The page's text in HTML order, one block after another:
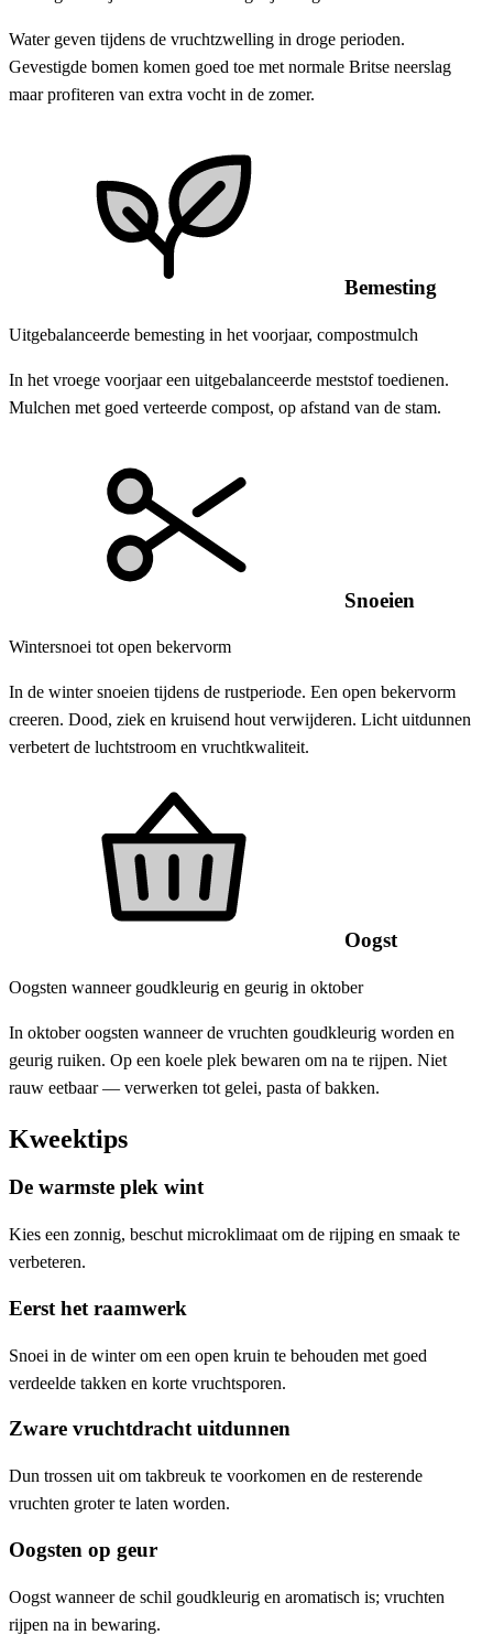
Water geven tijdens de vruchtzwelling in droge perioden.
Gevestigde bomen komen goed toe met normale Britse neerslag
maar profiteren van extra vocht in de zomer.
Bemesting
Uitgebalanceerde bemesting in het voorjaar, compostmulch
In het vroege voorjaar een uitgebalanceerde meststof toedienen.
Mulchen met goed verteerde compost, op afstand van de stam.
Snoeien
Wintersnoei tot open bekervorm
In de winter snoeien tijdens de rustperiode. Een open bekervorm
creeren. Dood, ziek en kruisend hout verwijderen. Licht uitdunnen
verbetert de luchtstroom en vruchtkwaliteit.
Oogst
Oogsten wanneer goudkleurig en geurig in oktober
In oktober oogsten wanneer de vruchten goudkleurig worden en
geurig ruiken. Op een koele plek bewaren om na te rijpen. Niet
rauw eetbaar — verwerken tot gelei, pasta of bakken.
Kweektips
De warmste plek wint
Kies een zonnig, beschut microklimaat om de rijping en smaak te
verbeteren.
Eerst het raamwerk
Snoei in de winter om een open kruin te behouden met goed
verdeelde takken en korte vruchtsporen.
Zware vruchtdracht uitdunnen
Dun trossen uit om takbreuk te voorkomen en de resterende
vruchten groter te laten worden.
Oogsten op geur
Oogst wanneer de schil goudkleurig en aromatisch is; vruchten
rijpen na in bewaring.